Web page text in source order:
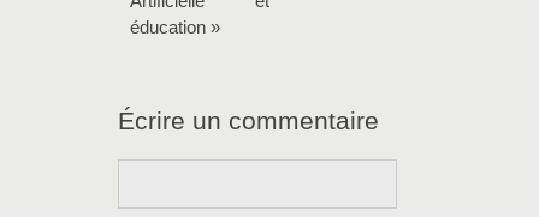
éducation »
Écrire un commentaire